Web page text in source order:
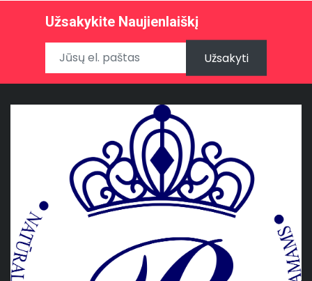
Užsakykite Naujienlaiškį
Užsakyti